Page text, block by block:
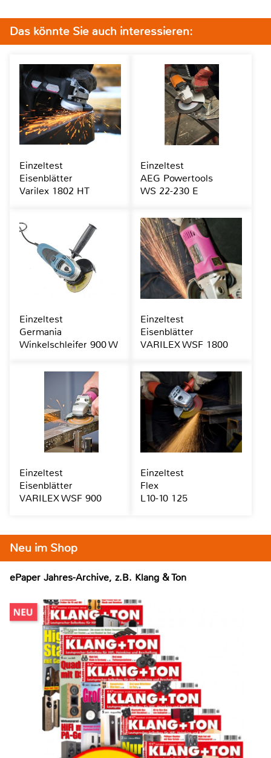
Neu im Shop
ePaper Jahres-Archive, z.B. Klang & Ton
Das könnte Sie auch interessieren:
Einzeltest
Eisenblätter
Varilex 1802 HT
Einzeltest
AEG Powertools
WS 22-230 E
Einzeltest
Germania
Winkelschleifer 900 W
Einzeltest
Eisenblätter
VARILEX WSF 1800
Einzeltest
Eisenblätter
VARILEX WSF 900
Einzeltest
Flex
L10-10 125